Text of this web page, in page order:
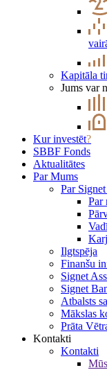
Kapitāla
Jums var
Kur investēt?
SBBF Fonds
Aktualitātes
Par Mums
Par
Par
Ilgtspēja
Finanšu
Signet
Signet
Atbalsts
Mākslas
Prāta
Kontakti
Kontakti